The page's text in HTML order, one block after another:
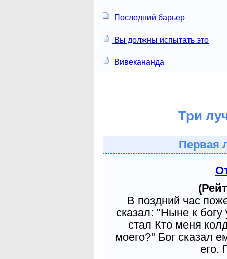
Последний барьер
Вы должны испытать это
Вивекананда
Три
Первая
В поздний час
сказал: "Ныне к
стал Кто меня
моего?" Бог сказал
его.